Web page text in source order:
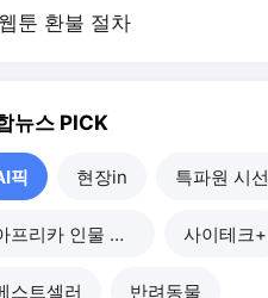
웹툰 환불 절차
뉴스 PICK
픽 현장in 특파원 시선
아프리카 인물 열전 사이테크+
스트셀러 반려동물